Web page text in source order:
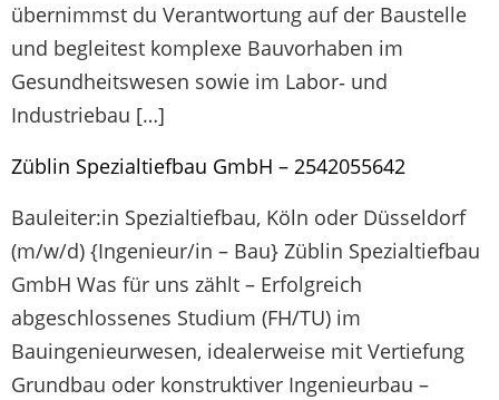
übernimmst du Verantwortung auf der Baustelle
und begleitest komplexe Bauvorhaben im
Gesundheitswesen sowie im Labor‑ und
Industriebau […]
Züblin Spezialtiefbau GmbH – 2542055642
Bauleiter:in Spezialtiefbau, Köln oder Düsseldorf
(m/w/d) {Ingenieur/in – Bau} Züblin Spezialtiefbau
GmbH Was für uns zählt – Erfolgreich
abgeschlossenes Studium (FH/TU) im
Bauingenieurwesen, idealerweise mit Vertiefung
Grundbau oder konstruktiver Ingenieurbau –